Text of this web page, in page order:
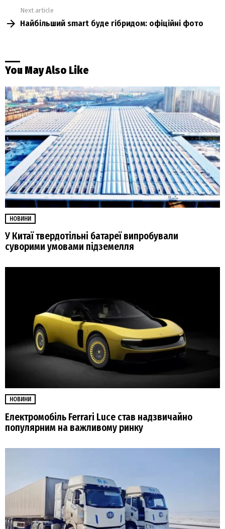
Next article
Найбільший smart буде гібридом: офіційні фото
You May Also Like
НОВИНИ
У Китаї твердотільні батареї випробували
суворими умовами підземелля
НОВИНИ
Електромобіль Ferrari Luce став надзвичайно
популярним на важливому ринку